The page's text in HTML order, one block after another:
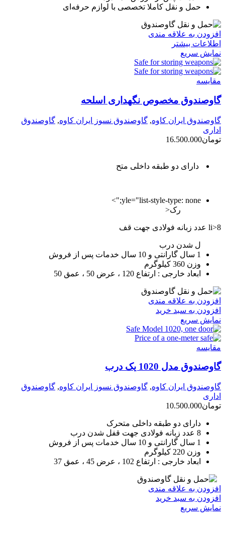
حمل و نقل کاملا تخصصی با لوازم حرفه‌ای
افزودن به علاقه مندی
اطلاعات بیشتر
نمایش سریع
مقايسه
گاوصندوق مخصوص نگهداری اسلحه
گاوصندوق ایران کاوه, گاوصندوق نسوز ایران کاوه, گاوصندوق
اداری
تومان16.500.000
دارای دو طبقه داخلی متح
yle="list-style-type: none;">
رک<
li>8 عدد زبانه فولادی جهت قف
ل شدن درب
1 سال گارانتی و 10 سال خدمات پس از فروش
وزن 360 کیلوگرم
ابعاد خارجی : ارتفاع 120 ، عرض 50 ، عمق 50
افزودن به علاقه مندی
افزودن به سبد خرید
نمایش سریع
مقايسه
گاوصندوق مدل 1020 یک درب
گاوصندوق ایران کاوه, گاوصندوق نسوز ایران کاوه, گاوصندوق
اداری
تومان10.500.000
دارای دو طبقه داخلی متحرک
8 عدد زبانه فولادی جهت قفل شدن درب
1 سال گارانتی و 10 سال خدمات پس از فروش
وزن 220 کیلوگرم
ابعاد خارجی : ارتفاع 102 ، عرض 45 ، عمق 37
افزودن به علاقه مندی
افزودن به سبد خرید
نمایش سریع